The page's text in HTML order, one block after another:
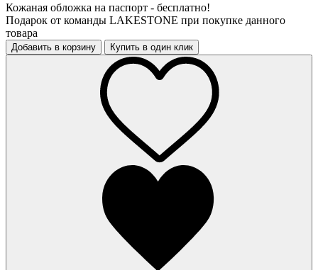
Кожаная обложка на паспорт - бесплатно!
Подарок от команды LAKESTONE при покупке данного
товара
Добавить в корзину Купить в один клик